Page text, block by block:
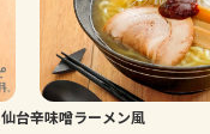
仙台辛味噌ラーメン風